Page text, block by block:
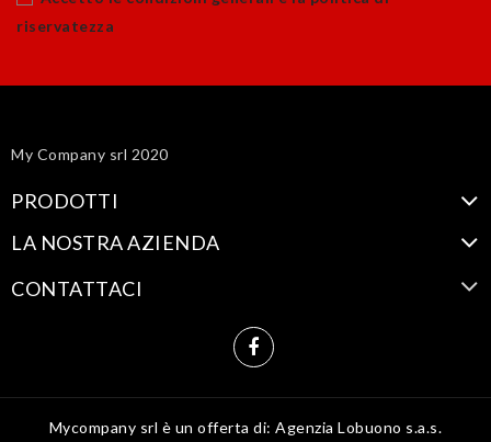
riservatezza
My Company srl 2020
PRODOTTI
LA NOSTRA AZIENDA
CONTATTACI
Mycompany srl è un offerta di: Agenzia Lobuono s.a.s.